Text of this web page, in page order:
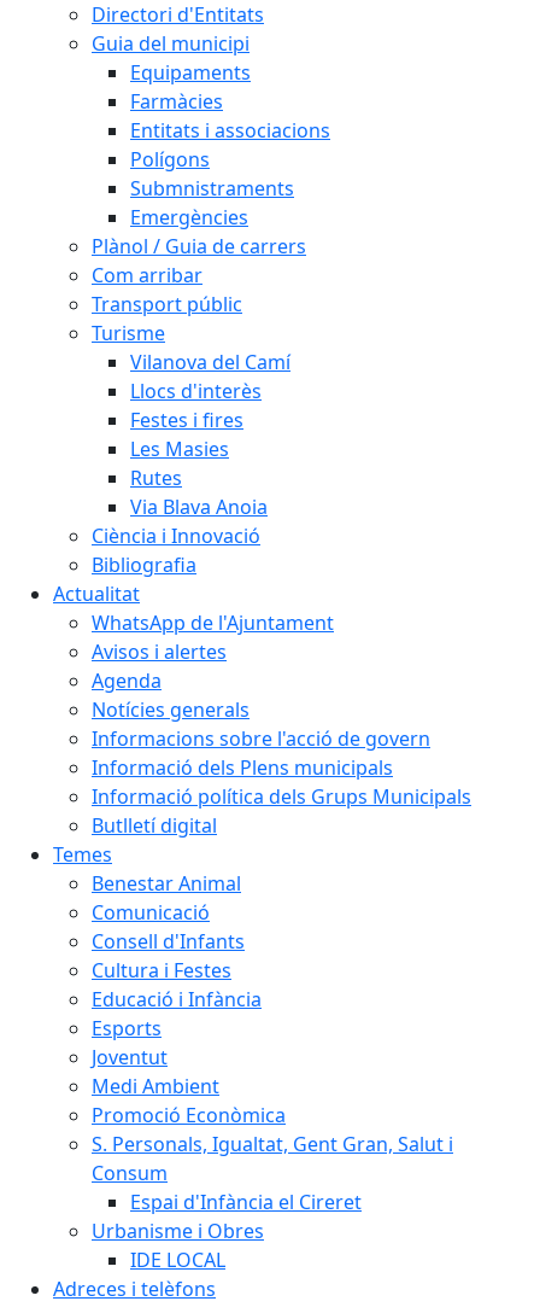
Directori d'Entitats
Guia del municipi
Equipaments
Farmàcies
Entitats i associacions
Polígons
Submnistraments
Emergències
Plànol / Guia de carrers
Com arribar
Transport públic
Turisme
Vilanova del Camí
Llocs d'interès
Festes i fires
Les Masies
Rutes
Via Blava Anoia
Ciència i Innovació
Bibliografia
Actualitat
WhatsApp de l'Ajuntament
Avisos i alertes
Agenda
Notícies generals
Informacions sobre l'acció de govern
Informació dels Plens municipals
Informació política dels Grups Municipals
Butlletí digital
Temes
Benestar Animal
Comunicació
Consell d'Infants
Cultura i Festes
Educació i Infància
Esports
Joventut
Medi Ambient
Promoció Econòmica
S. Personals, Igualtat, Gent Gran, Salut i
Consum
Espai d'Infància el Cireret
Urbanisme i Obres
IDE LOCAL
Adreces i telèfons